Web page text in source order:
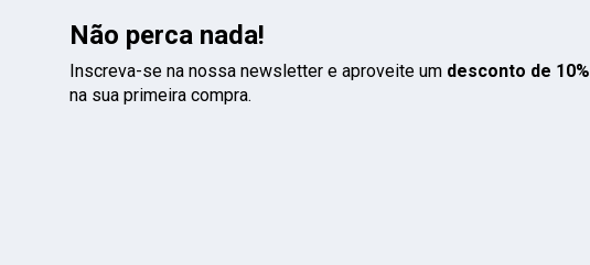
Não perca nada!
Inscreva-se na nossa newsletter e aproveite um desconto de 10%
na sua primeira compra.